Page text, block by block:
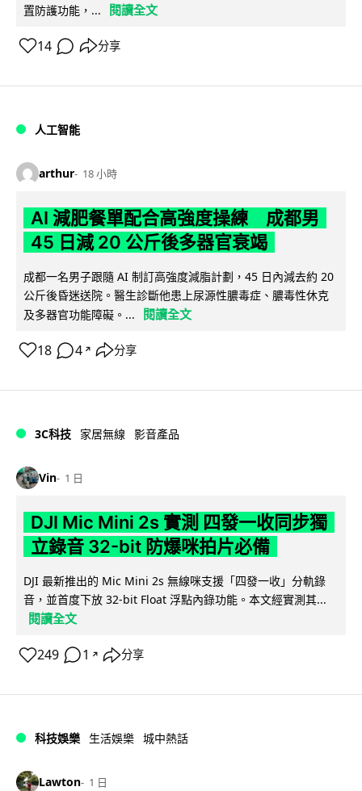
置防護功能，...
閱讀全文
14 分享
人工智能
arthur 18 小時
AI 減肥餐單配合高強度操練 成都男
45 日減 20 公斤後多器官衰竭
成都一名男子跟隨 AI 制訂高強度減脂計劃，45 日內減去約 20
公斤後昏迷送院。醫生診斷他患上尿源性膿毒症、膿毒性休克
及多器官功能障礙。...
閱讀全文
18 4 ↗ 分享
3C科技 家居無線 影音產品
Vin 1 日
DJI Mic Mini 2s 實測 四發一收同步獨
立錄音 32-bit 防爆咪拍片必備
DJI 最新推出的 Mic Mini 2s 無線咪支援「四發一收」分軌錄
音，並首度下放 32-bit Float 浮點內錄功能。本文經實測其...
閱讀全文
249 1 ↗ 分享
科技娛樂 生活娛樂 城中熱話
Lawton 1 日